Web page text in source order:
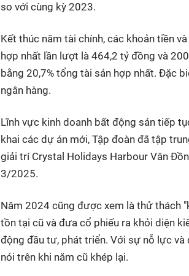
so với cùng kỳ 2023.
Kết thúc năm tài chính, các khoản tiền
hợp nhất lần lượt là 464,2 tỷ đồng và
bằng 20,7% tổng tài sản hợp nhất. Đặc
ngân hàng.
Lĩnh vực kinh doanh bất động sản tiếp
khai các dự án mới, Tập đoàn đã tập
giải trí Crystal Holidays Harbour Vân
3/2025.
Năm 2024 cũng được xem là thử thách
tồn tại cũ và đưa cổ phiếu ra khỏi diện
động đầu tư, phát triển. Với sự nỗ lực
nói trên khi năm cũ khép lại.